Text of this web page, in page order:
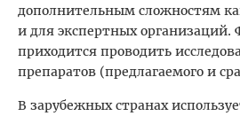
дополнительным сложностям
и для экспертных организаций.
приходится проводить
препаратов (предлагаемого и
В зарубежных странах